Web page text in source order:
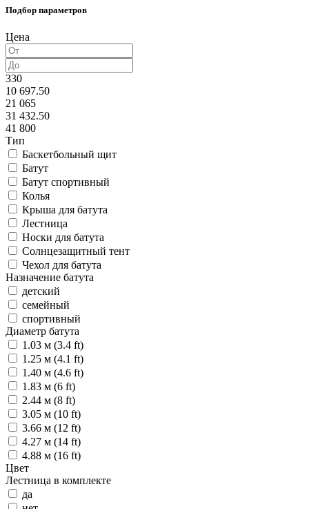
Подбор параметров
Цена
330
10 697.50
21 065
31 432.50
41 800
Тип
Баскетбольный щит
Батут
Батут спортивный
Колья
Крыша для батута
Лестница
Носки для батута
Солнцезащитный тент
Чехол для батута
Назначение батута
детский
семейный
спортивный
Диаметр батута
1.03 м (3.4 ft)
1.25 м (4.1 ft)
1.40 м (4.6 ft)
1.83 м (6 ft)
2.44 м (8 ft)
3.05 м (10 ft)
3.66 м (12 ft)
4.27 м (14 ft)
4.88 м (16 ft)
Цвет
Лестница в комплекте
да